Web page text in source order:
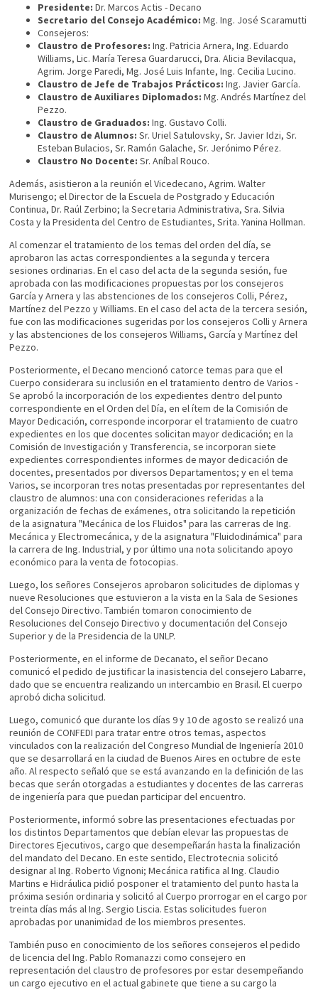
Presidente: Dr. Marcos Actis - Decano
Secretario del Consejo Académico: Mg. Ing. José Scaramutti
Consejeros:
Claustro de Profesores: Ing. Patricia Arnera, Ing. Eduardo
Williams, Lic. María Teresa Guardarucci, Dra. Alicia Bevilacqua,
Agrim. Jorge Paredi, Mg. José Luis Infante, Ing. Cecilia Lucino.
Claustro de Jefe de Trabajos Prácticos: Ing. Javier García.
Claustro de Auxiliares Diplomados: Mg. Andrés Martínez del
Pezzo.
Claustro de Graduados: Ing. Gustavo Colli.
Claustro de Alumnos: Sr. Uriel Satulovsky, Sr. Javier Idzi, Sr.
Esteban Bulacios, Sr. Ramón Galache, Sr. Jerónimo Pérez.
Claustro No Docente: Sr. Aníbal Rouco.
Además, asistieron a la reunión el Vicedecano, Agrim. Walter
Murisengo; el Director de la Escuela de Postgrado y Educación
Continua, Dr. Raúl Zerbino; la Secretaria Administrativa, Sra. Silvia
Costa y la Presidenta del Centro de Estudiantes, Srita. Yanina Hollman.
Al comenzar el tratamiento de los temas del orden del día, se
aprobaron las actas correspondientes a la segunda y tercera
sesiones ordinarias. En el caso del acta de la segunda sesión, fue
aprobada con las modificaciones propuestas por los consejeros
García y Arnera y las abstenciones de los consejeros Colli, Pérez,
Martínez del Pezzo y Williams. En el caso del acta de la tercera sesión,
fue con las modificaciones sugeridas por los consejeros Colli y Arnera
y las abstenciones de los consejeros Williams, García y Martínez del
Pezzo.
Posteriormente, el Decano mencionó catorce temas para que el
Cuerpo considerara su inclusión en el tratamiento dentro de Varios -
Se aprobó la incorporación de los expedientes dentro del punto
correspondiente en el Orden del Día, en el ítem de la Comisión de
Mayor Dedicación, corresponde incorporar el tratamiento de cuatro
expedientes en los que docentes solicitan mayor dedicación; en la
Comisión de Investigación y Transferencia, se incorporan siete
expedientes correspondientes informes de mayor dedicación de
docentes, presentados por diversos Departamentos; y en el tema
Varios, se incorporan tres notas presentadas por representantes del
claustro de alumnos: una con consideraciones referidas a la
organización de fechas de exámenes, otra solicitando la repetición
de la asignatura "Mecánica de los Fluidos" para las carreras de Ing.
Mecánica y Electromecánica, y de la asignatura "Fluidodinámica" para
la carrera de Ing. Industrial, y por último una nota solicitando apoyo
económico para la venta de fotocopias.
Luego, los señores Consejeros aprobaron solicitudes de diplomas y
nueve Resoluciones que estuvieron a la vista en la Sala de Sesiones
del Consejo Directivo. También tomaron conocimiento de
Resoluciones del Consejo Directivo y documentación del Consejo
Superior y de la Presidencia de la UNLP.
Posteriormente, en el informe de Decanato, el señor Decano
comunicó el pedido de justificar la inasistencia del consejero Labarre,
dado que se encuentra realizando un intercambio en Brasil. El cuerpo
aprobó dicha solicitud.
Luego, comunicó que durante los días 9 y 10 de agosto se realizó una
reunión de CONFEDI para tratar entre otros temas, aspectos
vinculados con la realización del Congreso Mundial de Ingeniería 2010
que se desarrollará en la ciudad de Buenos Aires en octubre de este
año. Al respecto señaló que se está avanzando en la definición de las
becas que serán otorgadas a estudiantes y docentes de las carreras
de ingeniería para que puedan participar del encuentro.
Posteriormente, informó sobre las presentaciones efectuadas por
los distintos Departamentos que debían elevar las propuestas de
Directores Ejecutivos, cargo que desempeñarán hasta la finalización
del mandato del Decano. En este sentido, Electrotecnia solicitó
designar al Ing. Roberto Vignoni; Mecánica ratifica al Ing. Claudio
Martins e Hidráulica pidió posponer el tratamiento del punto hasta la
próxima sesión ordinaria y solicitó al Cuerpo prorrogar en el cargo por
treinta días más al Ing. Sergio Liscia. Estas solicitudes fueron
aprobadas por unanimidad de los miembros presentes.
También puso en conocimiento de los señores consejeros el pedido
de licencia del Ing. Pablo Romanazzi como consejero en
representación del claustro de profesores por estar desempeñando
un cargo ejecutivo en el actual gabinete que tiene a su cargo la